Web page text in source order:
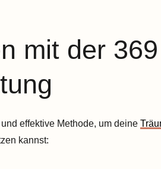
mit der
effektive Methode, um deine
kannst: